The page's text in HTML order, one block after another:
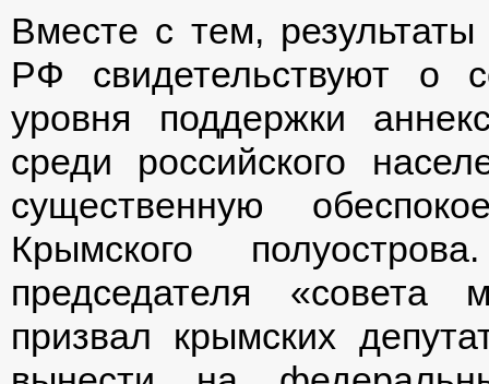
Вместе с тем, результаты
РФ свидетельствуют о
уровня поддержки
среди российского
существенную
Крымского
председателя
призвал крымских